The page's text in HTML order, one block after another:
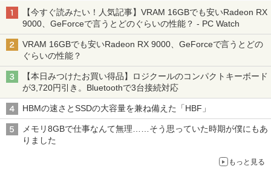
4
超得2,500円OFF&P2倍｜Windows11正
式対応｜楽天1位｜最大180日保証｜CPU
第8世代｜HP 中古デスクトップパソコン
Windows11 office付き｜メモリ8GB SS
crosoft office 第8世代以降｜セット購入
可能｜デスクトップ 中古｜中古PC
￥34,800
T13 Max AI ミニPC【法人様に選ばれる·I
ntelの安定性】Core Ultra U9-185H搭載
￥6,470
モバイルモニター 15.6インチ InnoView
FHD ポータブルモニター IPS液晶パネル
薄型 軽量 持ち運び 壁掛けに対応 Switc
h/PS3/PS4/PS5/Xbox One/PC/スマホ/U
SBType-C/標準HDMI対応【選べる種
類】タッチ/ケース付き/4Kタイプ
￥8,980
3歳 4歳 小学館 タッチペン 図鑑 ずかん
はじめて 英語 プレゼント クリスマス お
祝い 知育玩具 英語教育
￥5,478
Xiaomi シャオミ REDMI Buds 8 Lite ワイヤ
レスイヤホン Bluetooth 5.4 ノイズキャンセ
リング ANC 36時間再生
] [ 水 ] [ ペットボトル ] [ 箱買い ] [ ストック
] [ 水分補給 ]
￥998
￥810
【今すぐ読みたい！人気記事】VRAM 16GBでも安いRadeon RX
9000、GeForceで言うとどのぐらいの性能？ - PC Watch
VRAM 16GBでも安いRadeon RX 9000、GeForceで言うとどの
ぐらいの性能？
【本日みつけたお買い得品】ロジクールのコンパクトキーボード
が3,720円引き。Bluetoothで3台接続対応
HBMの速さとSSDの大容量を兼ね備えた「HBF」
メモリ8GBで仕事なんて無理……そう思っていた時期が僕にもあ
りました
もっと見る